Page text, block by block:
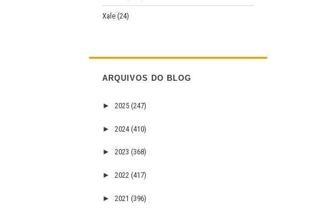
Xale (24)
ARQUIVOS DO BLOG
► 2025 (247)
► 2024 (410)
► 2023 (368)
► 2022 (417)
► 2021 (396)